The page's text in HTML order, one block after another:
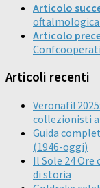
Articolo
Articolo
Articoli recenti
Veronafil
collezionisti a
Guida
(1946-oggi)
Il Sole 24
di storia